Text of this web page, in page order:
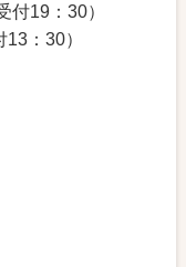
付19：30）
：30）